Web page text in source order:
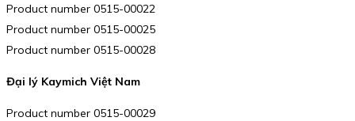
Product number 0515-00022
Product number 0515-00025
Product number 0515-00028
Đại lý Kaymich Việt Nam
Product number 0515-00029